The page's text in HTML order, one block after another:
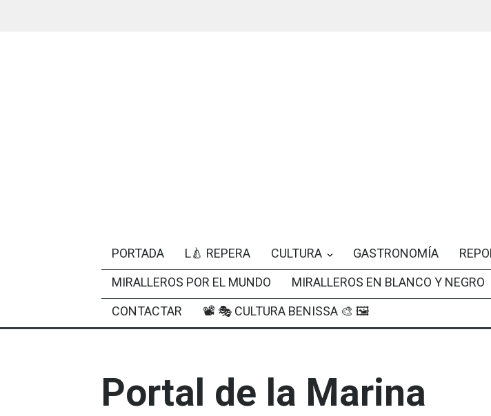
PORTADA L🍐 REPERA CULTURA GASTRONOMÍA
MIRALLEROS POR EL MUNDO
MIRALLEROS EN BLANCO Y NEGRO
CONTACTAR
📽 🎭 CULTURA BENISSA 🎨 🖼
Portal de la Marina